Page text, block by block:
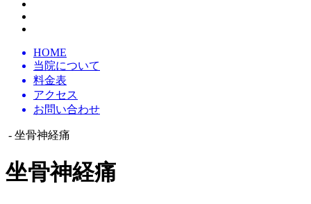
HOME
当院について
料金表
アクセス
お問い合わせ
- 坐骨神経痛
坐骨神経痛